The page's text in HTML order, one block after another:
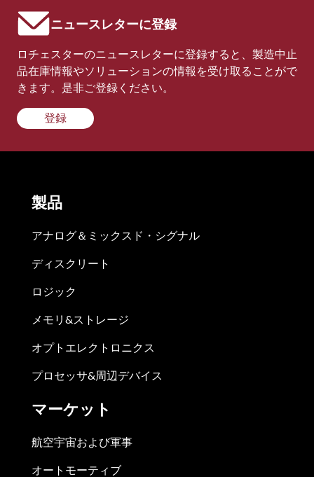
ニュースレターに登録
ロチェスターのニュースレターに登録すると、製造中止
品在庫情報やソリューションの情報を受け取ることがで
きます。是非ご登録ください。
登録
製品
アナログ＆ミックスド・シグナル
ディスクリート
ロジック
メモリ&ストレージ
オプトエレクトロニクス
プロセッサ&周辺デバイス
マーケット
航空宇宙および軍事
オートモーティブ